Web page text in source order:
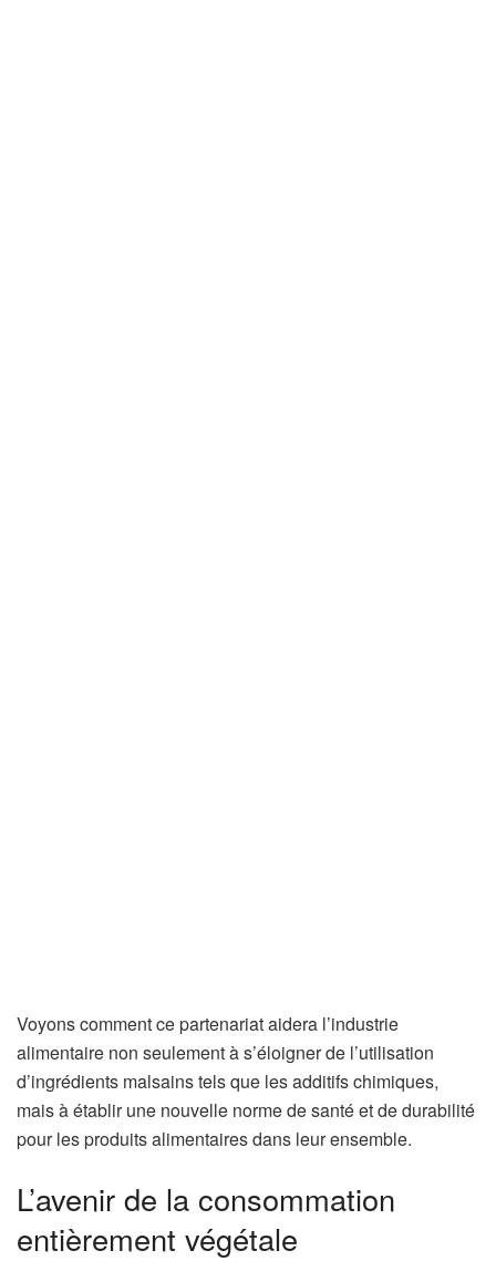
Voyons comment ce partenariat aidera l’industrie
alimentaire non seulement à s’éloigner de l’utilisation
d’ingrédients malsains tels que les additifs chimiques,
mais à établir une nouvelle norme de santé et de durabilité
pour les produits alimentaires dans leur ensemble.
L’avenir de la consommation
entièrement végétale